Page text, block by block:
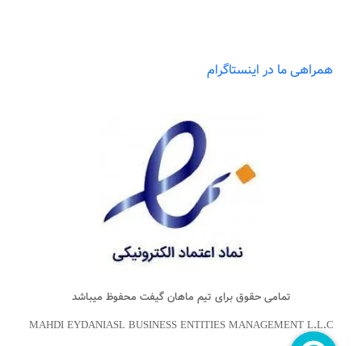
همراهی ما در اینستاگرام
تمامی حقوق برای تیم ماهان گیفت محفوظ میباشد
MAHDI EYDANIASL BUSINESS ENTITIES MANAGEMENT L.L.C